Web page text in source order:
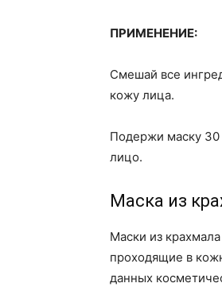
ПРИМЕНЕНИЕ:
Смешай все
кожу лица.
Подержи маску 30
лицо.
Маска из
Маски из
проходящие в
данных